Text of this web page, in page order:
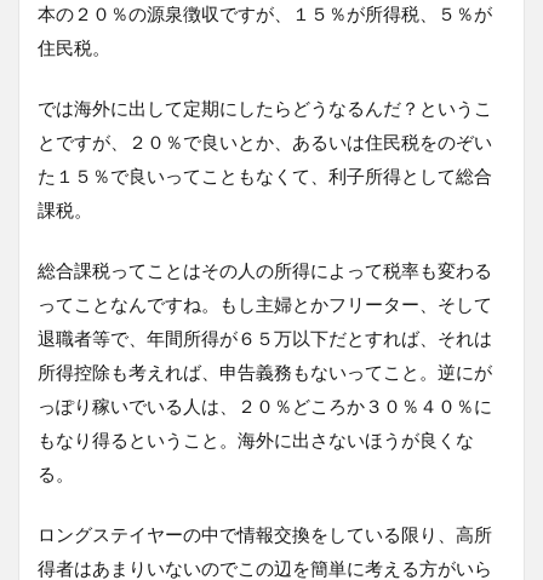
本の２０％の源泉徴収ですが、１５％が所得税、５％が
住民税。
では海外に出して定期にしたらどうなるんだ？というこ
とですが、２０％で良いとか、あるいは住民税をのぞい
た１５％で良いってこともなくて、利子所得として総合
課税。
総合課税ってことはその人の所得によって税率も変わる
ってことなんですね。もし主婦とかフリーター、そして
退職者等で、年間所得が６５万以下だとすれば、それは
所得控除も考えれば、申告義務もないってこと。逆にが
っぽり稼いでいる人は、２０％どころか３０％４０％に
もなり得るということ。海外に出さないほうが良くな
る。
ロングステイヤーの中で情報交換をしている限り、高所
得者はあまりいないのでこの辺を簡単に考える方がいら